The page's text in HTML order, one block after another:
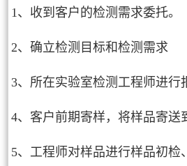
1、收到客户的检测需求委托。
2、确立检测目标和检测需求
3、所在实验室检测工程师进行
4、客户前期寄样，将样品寄送
5、工程师对样品进行样品初检